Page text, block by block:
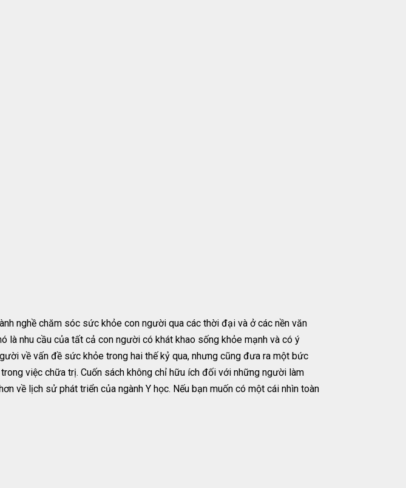
nghề chăm sóc sức khỏe con người qua các thời đại và ở các nền văn
là nhu cầu của tất cả con người có khát khao sống khỏe mạnh và có ý
về vấn đề sức khỏe trong hai thế kỷ qua, nhưng cũng đưa ra một bức
việc chữa trị. Cuốn sách không chỉ hữu ích đối với những người làm
về lịch sử phát triển của ngành Y học. Nếu bạn muốn có một cái nhìn toàn